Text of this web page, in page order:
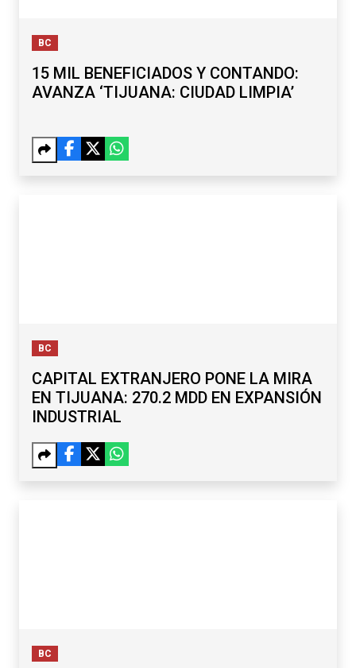
BC
15 MIL BENEFICIADOS Y CONTANDO:
AVANZA ‘TIJUANA: CIUDAD LIMPIA’
BC
CAPITAL EXTRANJERO PONE LA MIRA
EN TIJUANA: 270.2 MDD EN EXPANSIÓN
INDUSTRIAL
BC